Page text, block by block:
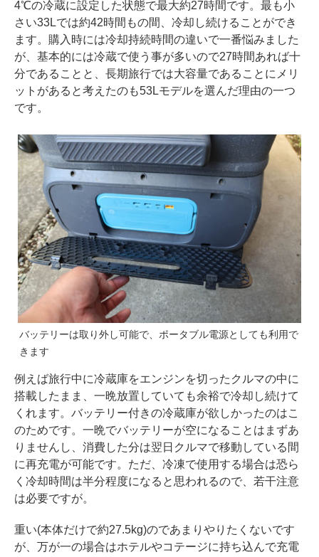
4℃の冷蔵に設定した状態で最大約27時間です。最も小
さい33Lでは約42時間もの間、冷却し続けることができ
ます。購入時には冷却持続時間の違いで一番悩みました
が、基本的には冷蔵で使う事が多いので27時間あれば十
分であることと、長期旅行では大容量であることにメリ
ットがあると考えたのも53Lモデルを選んだ理由の一つ
です。
バッテリーは取り外し可能で、ポータブル電源としても利用で
きます
例えば旅行中に冷蔵庫をエンジンを切ったクルマの中に
搭載したまま、一晩放置していても余裕で冷却し続けて
くれます。バッテリー付きの冷蔵庫が欲しかったのはこ
のためです。一晩でバッテリーが空になることはまずあ
りませんし、消費した分は翌日クルマで移動している間
に再充電が可能です。ただ、冷凍で使用する場合は恐ら
く冷却時間は半分程度になると思われるので、若干注意
は必要ですが。
重い(本体だけで約27.5kg)のであまりやりたくないです
が、万が一の場合はホテルやコテージに持ち込んで充電